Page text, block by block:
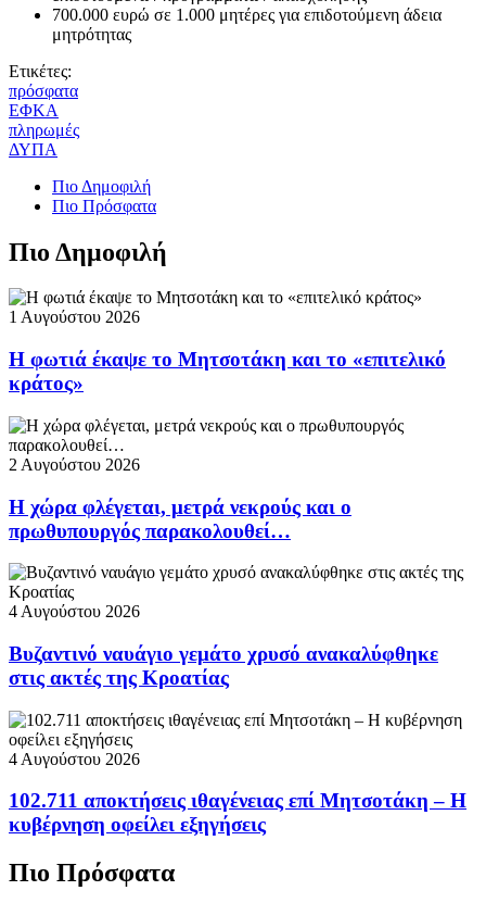
700.000 ευρώ σε 1.000 μητέρες για επιδοτούμενη άδεια
μητρότητας
Ετικέτες:
πρόσφατα
ΕΦΚΑ
πληρωμές
ΔΥΠΑ
Πιο Δημοφιλή
Πιο Πρόσφατα
Πιο Δημοφιλή
1 Αυγούστου 2026
Η φωτιά έκαψε το Μητσοτάκη και το «επιτελικό
κράτος»
2 Αυγούστου 2026
Η χώρα φλέγεται, μετρά νεκρούς και ο
πρωθυπουργός παρακολουθεί…
4 Αυγούστου 2026
Βυζαντινό ναυάγιο γεμάτο χρυσό ανακαλύφθηκε
στις ακτές της Κροατίας
4 Αυγούστου 2026
102.711 αποκτήσεις ιθαγένειας επί Μητσοτάκη – Η
κυβέρνηση οφείλει εξηγήσεις
Πιο Πρόσφατα